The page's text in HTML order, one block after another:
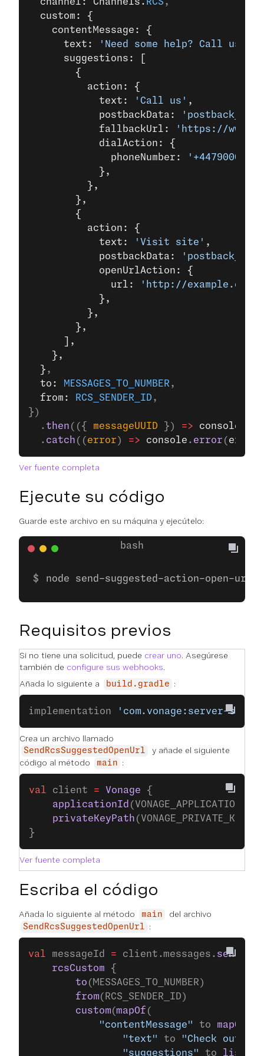
  custom: {
    contentMessage: {
      text:
'Need some help? Call us
      suggestions: [
        {
          action: {
            text:
'Call us' ,
            postbackData:
            fallbackUrl:
'https://
            dialAction: {
              phoneNumber:
            },
          },
        },
        {
          action: {
            text:
'Visit site' ,
            postbackData:
            openUrlAction: {
              url:
'http://example.com/'
            },
          },
        },
      ],
    },
  }
,
  to:
MESSAGES_TO_NUMBER ,
  from:
RCS_SENDER_ID ,
})
  .
then (({ messageUUID }) => console
  .
catch (( error ) => console . error ( error
Ver fuente completa
Ejecute su código
Guarde este archivo en su máquina y ejecútelo:
node send-suggested-action-open-
Requisitos previos
Si no tiene una solicitud, puede crear uno. Asegúrese
también de configure sus webhooks.
Añada lo siguiente a
build.gradle :
implementation 'com.vonage:server-
Crea un archivo llamado
SendRcsSuggestedOpenUrl
y añade el siguiente
código al método
main :
val client = Vonage {
    applicationId
(VONAGE_APPLICATION_ID)
    privateKeyPath
}
Ver fuente completa
Escriba el código
Añada lo siguiente al método main del archivo
SendRcsSuggestedOpenUrl :
val messageId = client.messages. send
    rcsCustom
{
        to
(MESSAGES_TO_NUMBER)
        from
(RCS_SENDER_ID)
        custom
(mapOf (
            "contentMessage"
to mapOf
                "text"
to
"Check out
                "suggestions"
to listOf